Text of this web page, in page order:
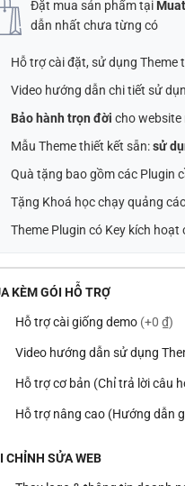
Đặt mua sản phẩm tại
dẫn nhất chưa từng có
Hỗ trợ cài đặt, sử dụng Theme
Video hướng dẫn chi tiết sử
Bảo hành trọn đời cho website
Mẫu Theme thiết kết sẵn:sử
Quà tặng bao gồm các Plugin
Tặng Khoá học chạy quảng
Theme Plugin có Key kích
KÈM GÓI HỖ TRỢ
Hỗ trợ cài giống demo (+0 ₫)
Video hướng dẫn sử dụng
Hỗ trợ cơ bản (Chỉ trả lời câu
Hỗ trợ nâng cao (Hướng dẫn
CHỈNH SỬA WEB